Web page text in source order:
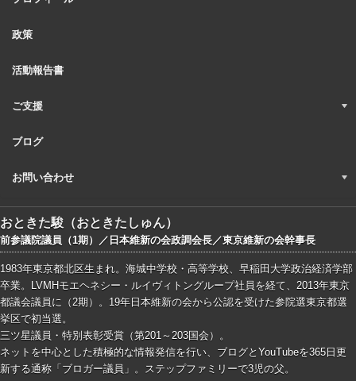
政策
活動報告書
ご支援
ブログ
お問い合わせ
おときた駿（おときたしゅん）
前参議院議員（1期）／日本維新の会政調会長／東京維新の会幹事長
1983年東京都北区生まれ。海城中学校・高等学校、早稲田大学政治経済学部
卒業。LVMHモエヘネシー・ルイヴィトングループ社員を経て、2013年東京
都議会議員に（2期）。19年日本維新の会から公認を受けた参院選東京都選
挙区で初当選。
三ツ星議員・特別表彰受賞（第201～203国会）。
ネットを中心とした積極的な情報発信を行い、ブログとYouTubeを365日更
新する通称「ブロガー議員」。ステップファミリーで3児の父。